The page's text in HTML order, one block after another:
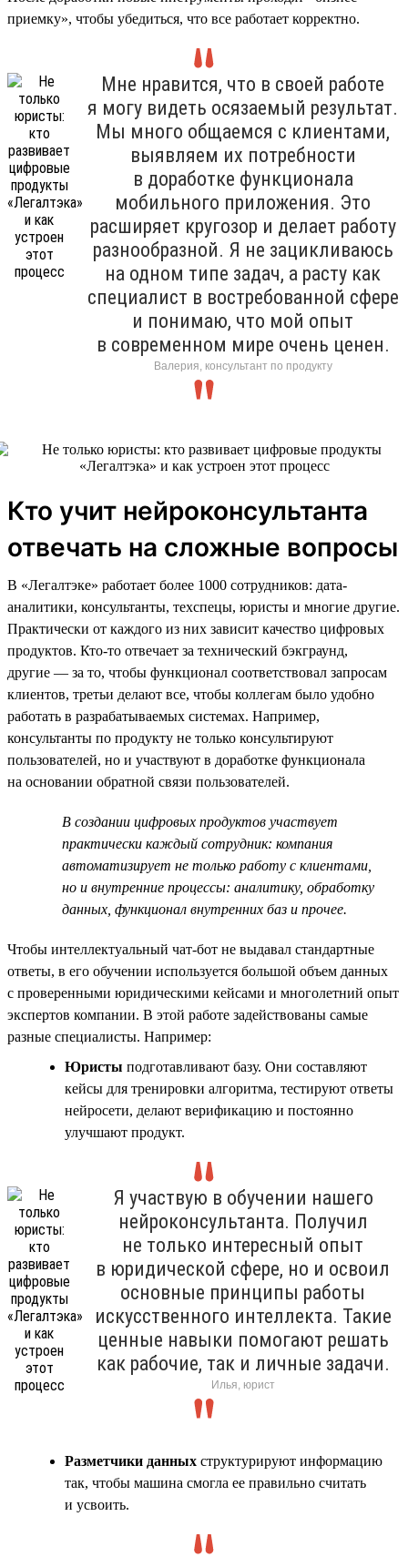
приемку», чтобы убедиться, что все работает корректно.
Мне нравится, что в своей работе
я могу видеть осязаемый результат.
Мы много общаемся с клиентами,
выявляем их потребности
в доработке функционала
мобильного приложения. Это
расширяет кругозор и делает работу
разнообразной. Я не зацикливаюсь
на одном типе задач, а расту как
специалист в востребованной сфере
и понимаю, что мой опыт
в современном мире очень ценен.
Валерия, консультант по продукту
Кто учит нейроконсультанта
отвечать на сложные вопросы
В «Легалтэке» работает более 1000 сотрудников: дата-
аналитики, консультанты, техспецы, юристы и многие другие.
Практически от каждого из них зависит качество цифровых
продуктов. Кто-то отвечает за технический бэкграунд,
другие — за то, чтобы функционал соответствовал запросам
клиентов, третьи делают все, чтобы коллегам было удобно
работать в разрабатываемых системах. Например,
консультанты по продукту не только консультируют
пользователей, но и участвуют в доработке функционала
на основании обратной связи пользователей.
В создании цифровых продуктов участвует
практически каждый сотрудник: компания
автоматизирует не только работу с клиентами,
но и внутренние процессы: аналитику, обработку
данных, функционал внутренних баз и прочее.
Чтобы интеллектуальный чат-бот не выдавал стандартные
ответы, в его обучении используется большой объем данных
с проверенными юридическими кейсами и многолетний опыт
экспертов компании. В этой работе задействованы самые
разные специалисты. Например:
Юристы подготавливают базу. Они составляют
кейсы для тренировки алгоритма, тестируют ответы
нейросети, делают верификацию и постоянно
улучшают продукт.
Я участвую в обучении нашего
нейроконсультанта. Получил
не только интересный опыт
в юридической сфере, но и освоил
основные принципы работы
искусственного интеллекта. Такие
ценные навыки помогают решать
как рабочие, так и личные задачи.
Илья, юрист
Разметчики данных структурируют информацию
так, чтобы машина смогла ее правильно считать
и усвоить.